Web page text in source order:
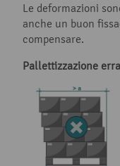
Le deformazioni
anche un buon
compensare.
Pallettizzazione